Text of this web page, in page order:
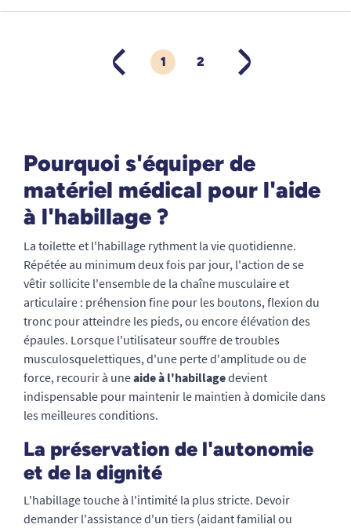
PRÉCÉDENT
1 2 SUIVANT
Pourquoi s'équiper de
matériel médical pour l'aide
à l'habillage ?
La toilette et l'habillage rythment la vie quotidienne.
Répétée au minimum deux fois par jour, l'action de se
vêtir sollicite l'ensemble de la chaîne musculaire et
articulaire : préhension fine pour les boutons, flexion du
tronc pour atteindre les pieds, ou encore élévation des
épaules. Lorsque l'utilisateur souffre de troubles
musculosquelettiques, d'une perte d'amplitude ou de
force, recourir à uneaide à l'habillagedevient
indispensable pour maintenir le maintien à domicile dans
les meilleures conditions.
La préservation de l'autonomie
et de la dignité
L'habillage touche à l'intimité la plus stricte. Devoir
demander l'assistance d'un tiers (aidant familial ou